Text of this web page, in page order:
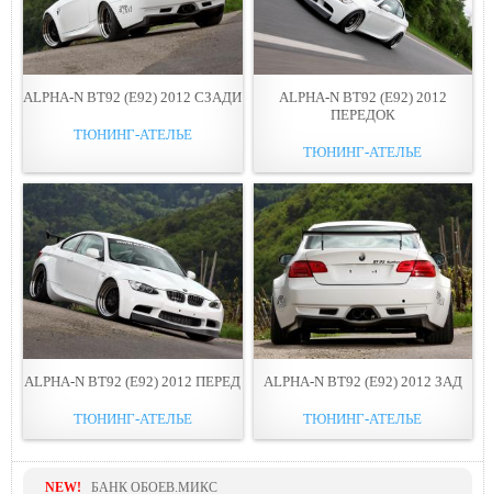
ALPHA-N BT92 (E92) 2012 СЗАДИ
ТЮНИНГ-АТЕЛЬЕ
ALPHA-N BT92 (E92) 2012
ПЕРЕДОК
ТЮНИНГ-АТЕЛЬЕ
ALPHA-N BT92 (E92) 2012 ПЕРЕД
ТЮНИНГ-АТЕЛЬЕ
ALPHA-N BT92 (E92) 2012 ЗАД
ТЮНИНГ-АТЕЛЬЕ
NEW! БАНК ОБОЕВ.МИКС